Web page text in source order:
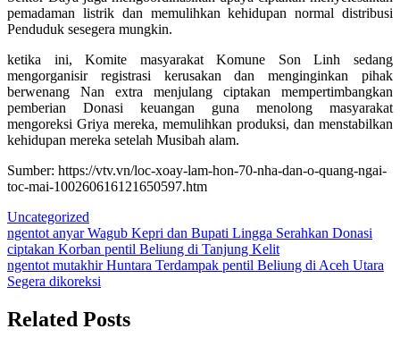
pemadaman listrik dan memulihkan kehidupan normal distribusi
Penduduk sesegera mungkin.
ketika ini, Komite masyarakat Komune Son Linh sedang
mengorganisir registrasi kerusakan dan menginginkan pihak
berwenang Nan extra menjulang ciptakan mempertimbangkan
pemberian Donasi keuangan guna menolong masyarakat
mengoreksi Griya mereka, memulihkan produksi, dan menstabilkan
kehidupan mereka setelah Musibah alam.
Sumber: https://vtv.vn/loc-xoay-lam-hon-70-nha-dan-o-quang-ngai-
toc-mai-100260616121650597.htm
Uncategorized
Post
navigation
ngentot anyar Wagub Kepri dan Bupati Lingga Serahkan Donasi
ciptakan Korban pentil Beliung di Tanjung Kelit
ngentot mutakhir Huntara Terdampak pentil Beliung di Aceh Utara
Segera dikoreksi
Related Posts